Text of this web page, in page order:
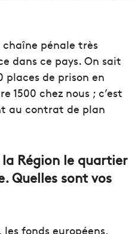
pénale très
dans ce pays. On sait
places de prison en
1500 chez nous ; c’est
au contrat de plan
Région le quartier
Quelles sont vos
fonds européens,